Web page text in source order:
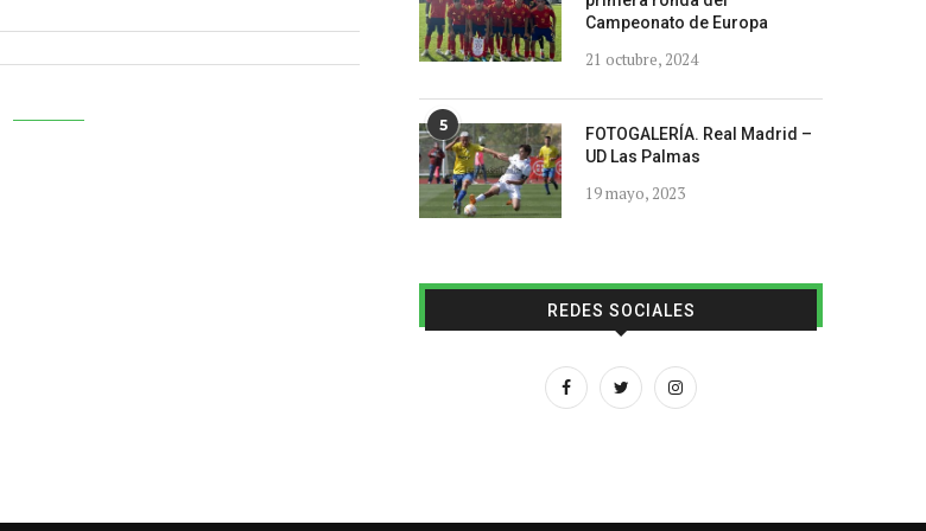
Campeonato de Europa
21 octubre, 2024
5
FOTOGALERÍA. Real Madrid –
UD Las Palmas
19 mayo, 2023
REDES SOCIALES